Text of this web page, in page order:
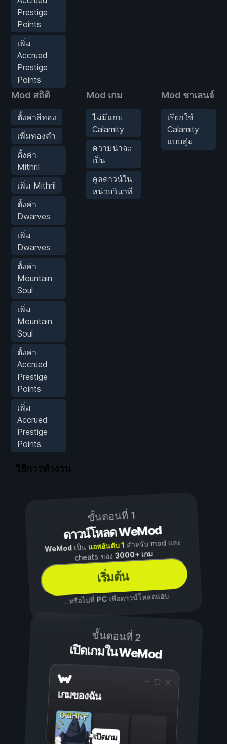
Prestige
Points
เพิ่ม
Accrued
Prestige
Points
Mod สถิติ
ตั้งค่าสีทอง
เพิ่มทองคำ
ตั้งค่า
Mithril
เพิ่ม Mithril
ตั้งค่า
Dwarves
เพิ่ม
Dwarves
ตั้งค่า
Mountain
Soul
เพิ่ม
Mountain
Soul
ตั้งค่า
Accrued
Prestige
Points
เพิ่ม
Accrued
Prestige
Points
Mod เกม
ไม่มีแถบ
Calamity
ความน่าจะ
เป็น
คูลดาวน์ใน
หน่วยวินาที
Mod ชาเลนจ์
เรียกใช้
Calamity
แบบสุ่ม
วิธีการทำงาน
ขั้นตอนที่ 1
ดาวน์โหลด WeMod
WeModเป็น แอพอันดับ 1 สำหรับ mod และ
cheats ของ3000+ เกม
เริ่มต้น
...หรือไปที่ PCเพื่อดาวน์โหลดแอป
ขั้นตอนที่ 2
เปิดเกมใน WeMod
เกมของฉัน
เปิดเกม